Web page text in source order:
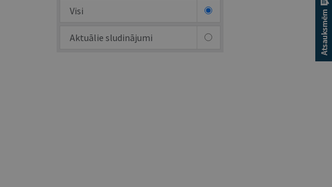
Visi
Aktuālie sludinājumi